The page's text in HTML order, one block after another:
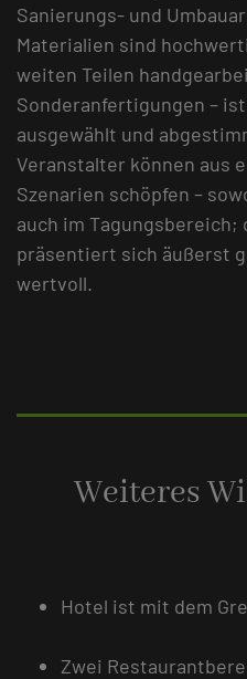
Sanierungs- und
Materialien sind
weiten Teilen
Sonderanfertigungen – ist
ausgewählt und
Veranstalter können aus
Szenarien schöpfen –
auch im Tagungsbereich;
präsentiert sich äußerst
wertvoll.
Weiteres
Hotel ist mit dem
Zwei